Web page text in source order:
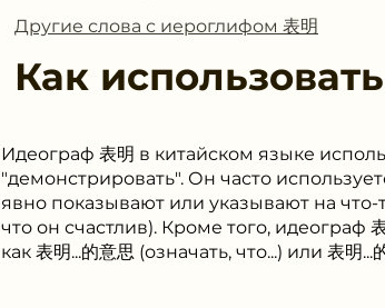
Другие слова с иероглифом 表明
Как использовать
Идеограф 表明 в китайском языке
"демонстрировать". Он часто
явно показывают или указывают на что-
что он счастлив). Кроме того, идеограф
как 表明...的意思 (означать, что...) или 表明